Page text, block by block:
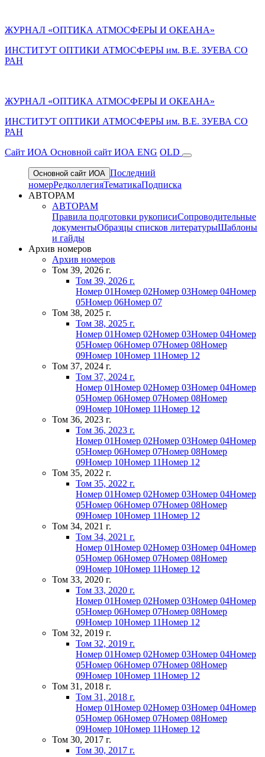
ЖУРНАЛ «ОПТИКА АТМОСФЕРЫ И ОКЕАНА»
ИНСТИТУТ ОПТИКИ АТМОСФЕРЫ им. В.Е. ЗУЕВА СО
РАН
ЖУРНАЛ «ОПТИКА АТМОСФЕРЫ И ОКЕАНА»
ИНСТИТУТ ОПТИКИ АТМОСФЕРЫ им. В.Е. ЗУЕВА СО
РАН
Cайт ИОА Основной сайт ИОА ENG OLD
Основной сайт ИОА Последний
номерРедколлегияТематикаПодписка
АВТОРАМ
АВТОРАМ
Правила подготовки рукописиСопроводительные
документыОбразцы списков литературыШаблоны
и гайды
Архив номеров
Архив номеров
Том 39, 2026 г.
Том 39, 2026 г.
Номер 01Номер 02Номер 03Номер 04Номер
05Номер 06Номер 07
Том 38, 2025 г.
Том 38, 2025 г.
Номер 01Номер 02Номер 03Номер 04Номер
05Номер 06Номер 07Номер 08Номер
09Номер 10Номер 11Номер 12
Том 37, 2024 г.
Том 37, 2024 г.
Номер 01Номер 02Номер 03Номер 04Номер
05Номер 06Номер 07Номер 08Номер
09Номер 10Номер 11Номер 12
Том 36, 2023 г.
Том 36, 2023 г.
Номер 01Номер 02Номер 03Номер 04Номер
05Номер 06Номер 07Номер 08Номер
09Номер 10Номер 11Номер 12
Том 35, 2022 г.
Том 35, 2022 г.
Номер 01Номер 02Номер 03Номер 04Номер
05Номер 06Номер 07Номер 08Номер
09Номер 10Номер 11Номер 12
Том 34, 2021 г.
Том 34, 2021 г.
Номер 01Номер 02Номер 03Номер 04Номер
05Номер 06Номер 07Номер 08Номер
09Номер 10Номер 11Номер 12
Том 33, 2020 г.
Том 33, 2020 г.
Номер 01Номер 02Номер 03Номер 04Номер
05Номер 06Номер 07Номер 08Номер
09Номер 10Номер 11Номер 12
Том 32, 2019 г.
Том 32, 2019 г.
Номер 01Номер 02Номер 03Номер 04Номер
05Номер 06Номер 07Номер 08Номер
09Номер 10Номер 11Номер 12
Том 31, 2018 г.
Том 31, 2018 г.
Номер 01Номер 02Номер 03Номер 04Номер
05Номер 06Номер 07Номер 08Номер
09Номер 10Номер 11Номер 12
Том 30, 2017 г.
Том 30, 2017 г.